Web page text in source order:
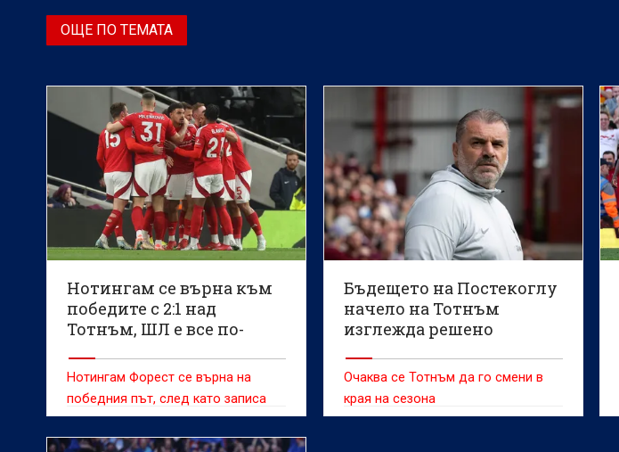
ОЩЕ ПО ТЕМАТА
Нотингам се върна към
победите с 2:1 над
Тотнъм, ШЛ е все по-
Нотингам Форест се върна на
победния път, след като записа
победа с 2:1 над Тотнъм в двубой
от 33-ия кръг на Висшата лига
Бъдещето на Постекоглу
начело на Тотнъм
изглежда решено
Очаква се Тотнъм да го смени в
края на сезона